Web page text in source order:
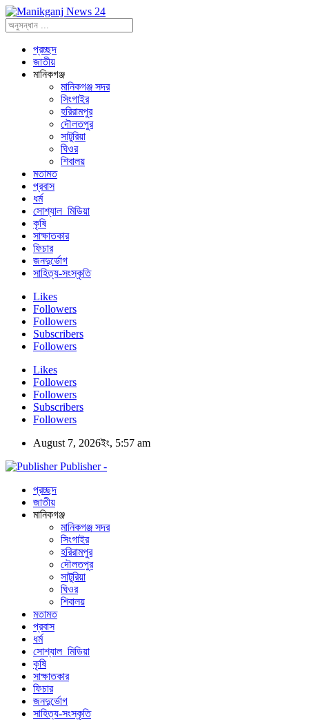
প্রচ্ছদ
জাতীয়
মানিকগঞ্জ
মানিকগঞ্জ সদর
সিংগাইর
হরিরামপুর
দৌলতপুর
সাটুরিয়া
ঘিওর
শিবালয়
মতামত
প্রবাস
ধর্ম
সোশ্যাল_মিডিয়া
কৃষি
সাক্ষাতকার
ফিচার
জনদুর্ভোগ
সাহিত্য-সংস্কৃতি
Likes
Followers
Followers
Subscribers
Followers
Likes
Followers
Followers
Subscribers
Followers
August 7, 2026ইং, 5:57 am
Publisher -
প্রচ্ছদ
জাতীয়
মানিকগঞ্জ
মানিকগঞ্জ সদর
সিংগাইর
হরিরামপুর
দৌলতপুর
সাটুরিয়া
ঘিওর
শিবালয়
মতামত
প্রবাস
ধর্ম
সোশ্যাল_মিডিয়া
কৃষি
সাক্ষাতকার
ফিচার
জনদুর্ভোগ
সাহিত্য-সংস্কৃতি